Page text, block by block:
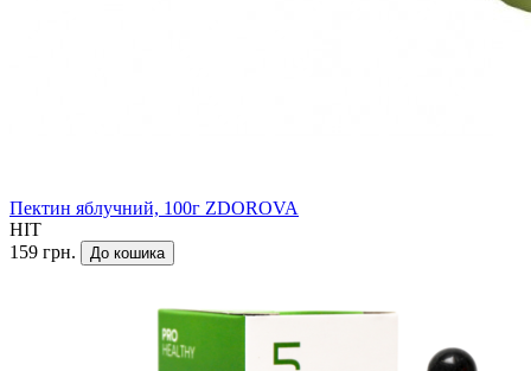
Пектин яблучний, 100г ZDOROVA
HIT
159 грн.
До кошика